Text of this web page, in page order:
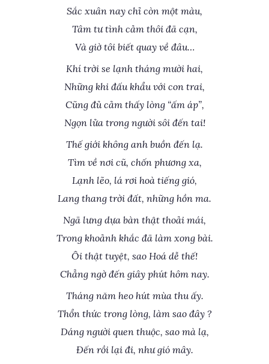
Sắc xuân nay chỉ còn một màu,
Tâm tư tình cảm thôi đã cạn,
Và giờ tôi biết quay về đâu…
Khí trời se lạnh tháng mười hai,
Những khi đấu khẩu với con trai,
Cũng đủ cảm thấy lòng “ấm áp”,
Ngọn lửa trong người sôi đến tai!
Thế giới không anh buồn đến lạ.
Tìm về nơi cũ, chốn phương xa,
Lạnh lẽo, lá rơi hoà tiếng gió,
Lang thang trời đất, những hồn ma.
Ngã lưng dựa bàn thật thoải mái,
Trong khoảnh khắc đã làm xong bài.
Ôi thật tuyệt, sao Hoá dễ thế!
Chẳng ngờ đến giây phút hôm nay.
Tháng năm heo hút mùa thu ấy.
Thổn thức trong lòng, làm sao đây ?
Dáng người quen thuộc, sao mà lạ,
Đến rồi lại đi, như gió mây.